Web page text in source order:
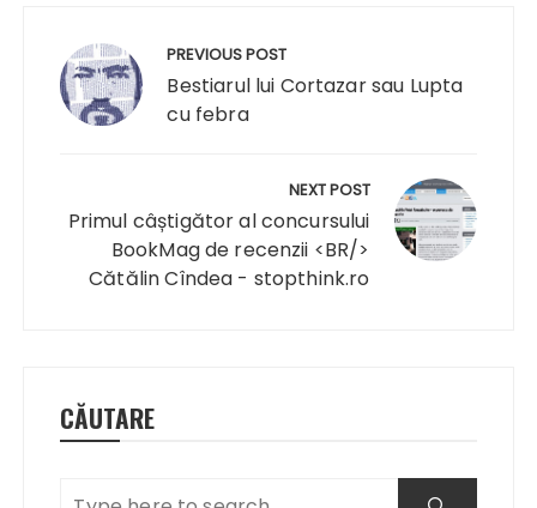
articole
PREVIOUS POST
Bestiarul lui Cortazar sau Lupta
cu febra
NEXT POST
Primul câștigător al concursului
BookMag de recenzii <BR/>
Cătălin Cîndea - stopthink.ro
CĂUTARE